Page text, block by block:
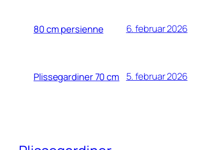
80 cm persienne 6. februar 2026
Plissegardiner 70 cm 5. februar 2026